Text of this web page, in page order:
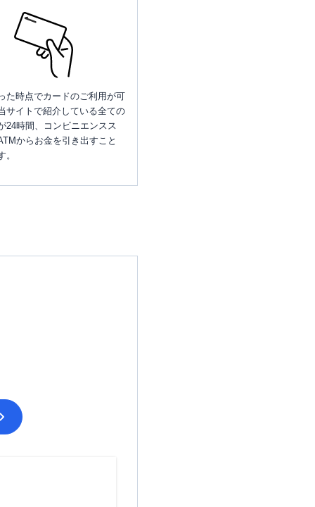
た時点でカードのご利用が可
サイトで紹介している全ての
24時間、コンビニエンスス
からお金を引き出すこと
。